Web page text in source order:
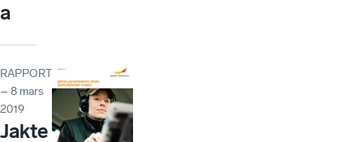
a
RAPPORT
– 8 mars
2019
Jakte